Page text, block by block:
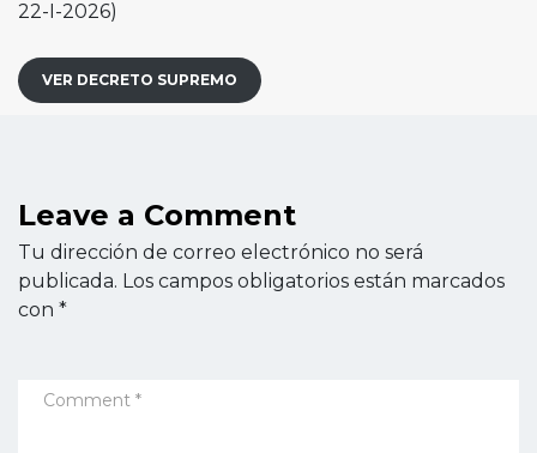
22-I-2026)
VER DECRETO SUPREMO
Leave a Comment
Tu dirección de correo electrónico no será
publicada. Los campos obligatorios están marcados
con *